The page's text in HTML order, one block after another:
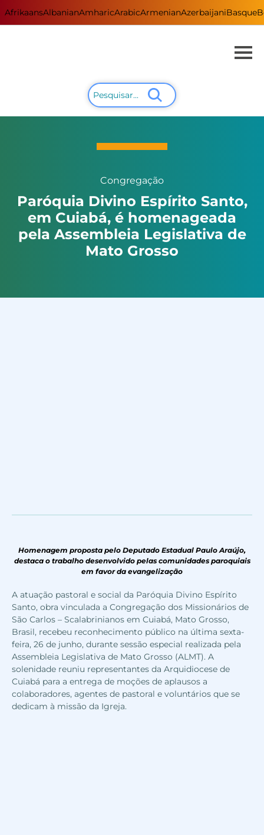
AfrikaansAlbanianAmharicArabicArmenianAzerbaijaniBasque
Congregação
Paróquia Divino Espírito Santo,
em Cuiabá, é homenageada
pela Assembleia Legislativa de
Mato Grosso
Homenagem proposta pelo Deputado Estadual Paulo Araújo,
destaca o trabalho desenvolvido pelas comunidades paroquiais
em favor da evangelização
A atuação pastoral e social da Paróquia Divino Espírito
Santo, obra vinculada a Congregação dos Missionários de
São Carlos – Scalabrinianos em Cuiabá, Mato Grosso,
Brasil, recebeu reconhecimento público na última sexta-
feira, 26 de junho, durante sessão especial realizada pela
Assembleia Legislativa de Mato Grosso (ALMT). A
solenidade reuniu representantes da Arquidiocese de
Cuiabá para a entrega de moções de aplausos a
colaboradores, agentes de pastoral e voluntários que se
dedicam à missão da Igreja.